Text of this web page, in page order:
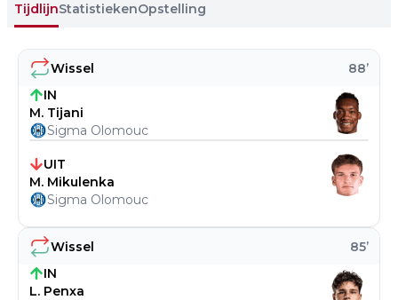
TijdlijnStatistiekenOpstelling
Wissel 85’
IN
L. Penxa
Wissel 88’
IN
M. Tijani
Sigma Olomouc
UIT
M. Mikulenka
Sigma Olomouc